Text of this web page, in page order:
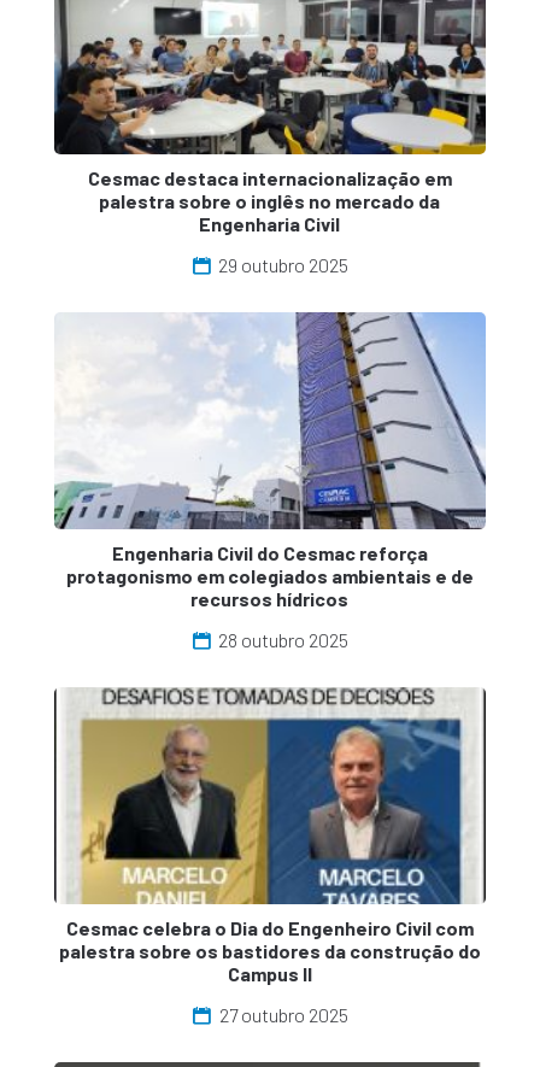
Cesmac destaca internacionalização em
palestra sobre o inglês no mercado da
Engenharia Civil
29 outubro 2025
Engenharia Civil do Cesmac reforça
protagonismo em colegiados ambientais e de
recursos hídricos
28 outubro 2025
Cesmac celebra o Dia do Engenheiro Civil com
palestra sobre os bastidores da construção do
Campus II
27 outubro 2025